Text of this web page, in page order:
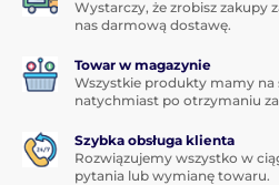
Wystarczy, że zrobisz zakupy
nas darmową dostawę.
Towar w magazynie
Wszystkie produkty mamy na
natychmiast po otrzymaniu
Szybka obsługa klienta
Rozwiązujemy wszystko w
pytania lub wymianę towaru.